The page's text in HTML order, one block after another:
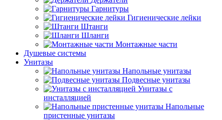
Гарнитуры
Гигиенические лейки
Штанги
Шланги
Монтажные части
Душевые системы
Унитазы
Напольные унитазы
Подвесные унитазы
Унитазы с
инсталляцией
Напольные
пристенные унитазы